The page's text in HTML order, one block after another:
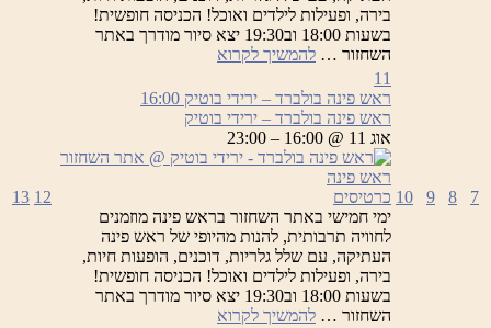
בירה, ופעילות לילדים ואוכל! הכניסה חופשית!
בשעות 18:00 וב19:30 יצא סיור מודרך באתר
השחזור … להמשיך לקרוא
בולברד
–
ירידי
בוטיק
7
8
9
10
11
ראש פינה בולברד – ירידי בוטיק 16:00
ראש פינה בולברד – ירידי בוטיק
אוג 11 @ 16:00 – 23:00
כרטיסים
ימי חמישי באתר השחזור בראש פינה מוזמנים
לחוויה תרבותית, להנות מהיופי של ראש פינה
העתיקה, עם שלל גלריות, דוכנים, הופעות חיות,
בירה, ופעילות לילדים ואוכל! הכניסה חופשית!
בשעות 18:00 וב19:30 יצא סיור מודרך באתר
השחזור … להמשיך לקרוא
12
13